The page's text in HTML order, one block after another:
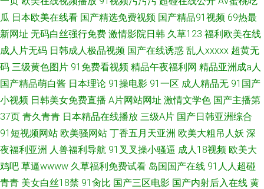
瓜 日本欧美在线看 国产精选免费视频 国产精品91视频 69热最
新网址 无码白丝强行免费 激情影院日韩 久草123 福利欧美在线
成人片无码 日韩成人极品视频 国产在线诱惑 乱人xxxxx 超黄无
码 三级黄色图片 91免费看视频 精品午夜福利网 精品亚洲成a人
国产精品萌白酱 日本理论 91操电影 91一区 成人精品无 91国产
小视频 日韩美女免费直播 A片网站网址 激情文学色 国产主播第
37页 青久青青 日本精品在线播放 三级A片 国产日韩亚洲综合
91短视频网站 欧美骚网站 丁香五月天亚洲 欧美大粗吊人妖 深
夜福利亚洲 人兽福利导航 91叉叉操小骚逼 成人18视频 欧美大
鸡吧 草逼wwww 久草福利免费试看 岛国国产在线 91人人超碰
青青 美女白丝18禁 91肏比 国产三区电影 国产内射后入在线 黄